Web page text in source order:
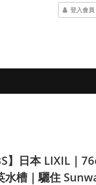
登入會員
】日本 LIXIL｜
水槽｜驪住